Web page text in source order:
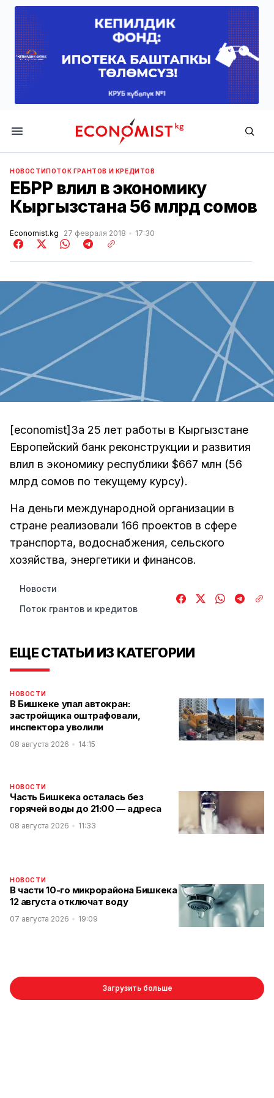
Economist.kg
НОВОСТИПОТОК ГРАНТОВ И КРЕДИТОВ
ЕБРР влил в экономику
Кыргызстана 56 млрд сомов
Economist.kg 27 февраля 2018 17:30
[economist]За 25 лет работы в Кыргызстане
Европейский банк реконструкции и развития
влил в экономику республики $667 млн (56
млрд сомов по текущему курсу).
На деньги международной организации в
стране реализовали 166 проектов в сфере
транспорта, водоснабжения, сельского
хозяйства, энергетики и финансов.
Новости
Поток грантов и кредитов
ЕЩЕ СТАТЬИ ИЗ КАТЕГОРИИ
НОВОСТИ
В Бишкеке упал автокран:
застройщика оштрафовали,
инспектора уволили
08 августа 2026 14:15
НОВОСТИ
Часть Бишкека осталась без
горячей воды до 21:00 — адреса
08 августа 2026 11:33
НОВОСТИ
В части 10-го микрорайона Бишкека
12 августа отключат воду
07 августа 2026 19:09
Загрузить больше